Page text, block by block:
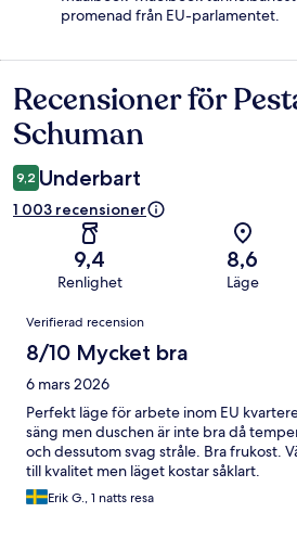
promenad från EU-parlamentet.
Recensioner
Recensioner för
Schuman
9,2 Underbart
1 003 recensioner
9,4
Renlighet
8,6
Läge
Recensioner
Verifierad recension
8/10 Mycket bra
6 mars 2026
Perfekt läge för arbete inom EU
säng men duschen är inte bra då
och dessutom svag stråle. Bra frukost.
till kvalitet men läget kostar såklart.
Erik G., 1 natts resa